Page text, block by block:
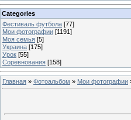
Categories
Фестиваль футбола [77]
Мои фотографии [1191]
Моя семья [5]
Украина [175]
Урок [55]
Соревнования [158]
Главная » Фотоальбом » Мои фотографии